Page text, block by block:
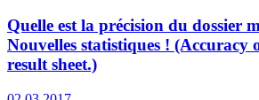
Quelle est la précision du dossier
Nouvelles statistiques ! (Accuracy
result sheet.)